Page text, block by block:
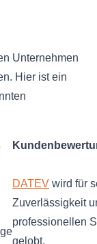
Unternehmen
Hier ist ein
DATEV wird für
Zuverlässigkeit
professionellen
gelobt.